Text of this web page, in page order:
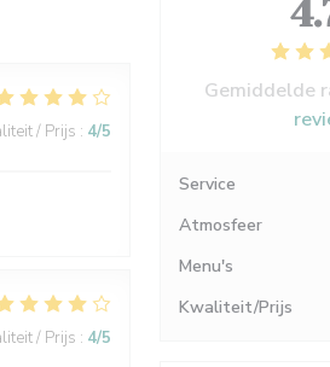
/ Prijs : 4/5
/ Prijs : 4/5
Gemiddelde
Service
Atmosfeer
Menu's
Kwaliteit/Prijs